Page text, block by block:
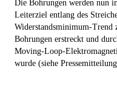
Die Bohrungen werden nun
Leiterziel entlang des
Widerstandsminimum-Trend
Bohrungen erstreckt und
Moving-Loop-
wurde (siehe